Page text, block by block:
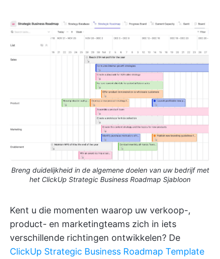
Breng duidelijkheid in de algemene doelen van uw bedrijf met
het ClickUp Strategic Business Roadmap Sjabloon
Kent u die momenten waarop uw verkoop-,
product- en marketingteams zich in iets
verschillende richtingen ontwikkelen? De
ClickUp Strategic Business Roadmap Template